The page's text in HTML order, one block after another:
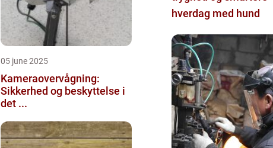
05 june 2025
Kameraovervågning:
Sikkerhed og beskyttelse i
det ...
hverdag med hund